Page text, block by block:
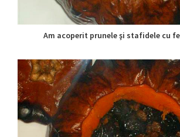
Am acoperit prunele şi stafidele cu